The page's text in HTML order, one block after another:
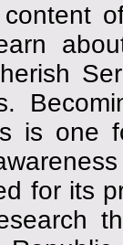
is one
for its